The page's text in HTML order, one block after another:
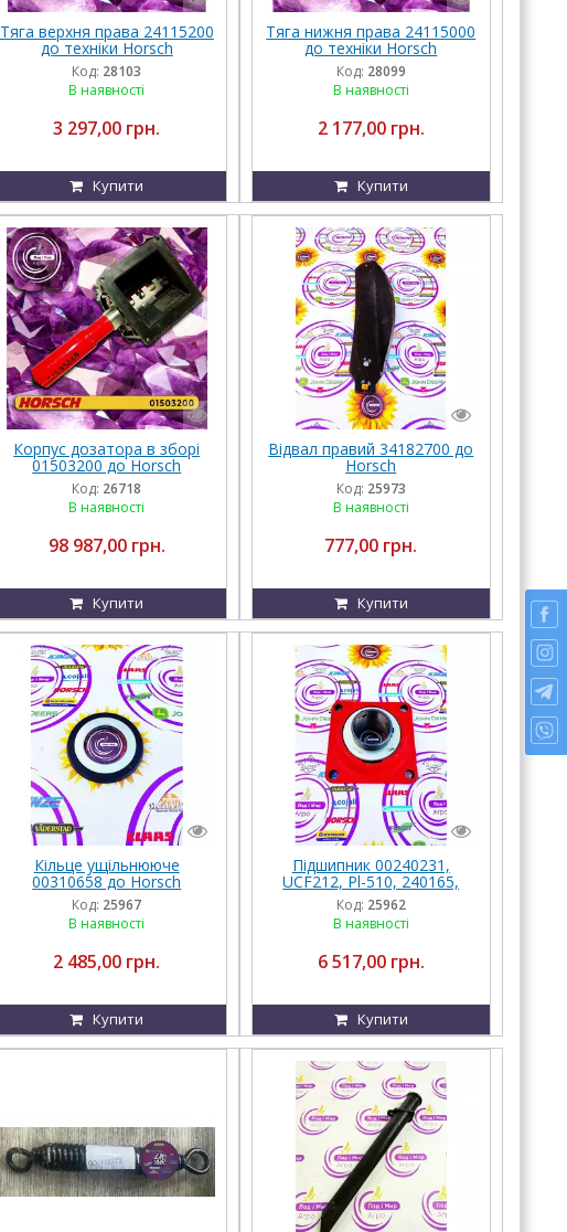
Тяга верхня права 24115200
до техніки Horsch
Код: 28103
В наявності
3 297,00 грн.
Купити
Тяга нижня права 24115000
до техніки Horsch
Код: 28099
В наявності
2 177,00 грн.
Купити
Корпус дозатора в зборі
01503200 до Horsch
Код: 26718
В наявності
98 987,00 грн.
Купити
Відвал правий 34182700 до
Horsсh
Код: 25973
В наявності
777,00 грн.
Купити
Кільце ущільнююче
00310658 до Horsch
Код: 25967
В наявності
2 485,00 грн.
Купити
Підшипник 00240231,
UCF212, Pl-510, 240165,
UCFE212 до Horsch
Код: 25962
В наявності
6 517,00 грн.
Купити